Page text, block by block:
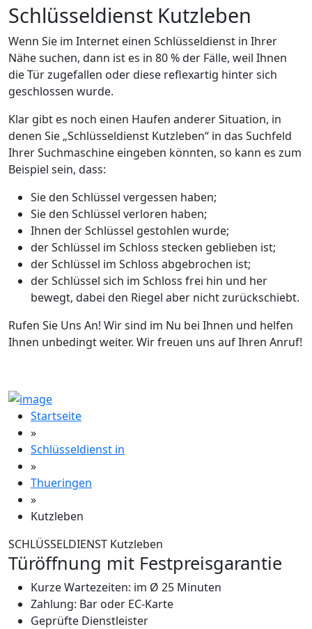
Schlüsseldienst Kutzleben
Wenn Sie im Internet einen Schlüsseldienst in Ihrer
Nähe suchen, dann ist es in 80 % der Fälle, weil Ihnen
die Tür zugefallen oder diese reflexartig hinter sich
geschlossen wurde.
Klar gibt es noch einen Haufen anderer Situation, in
denen Sie „Schlüsseldienst Kutzleben“ in das Suchfeld
Ihrer Suchmaschine eingeben könnten, so kann es zum
Beispiel sein, dass:
Sie den Schlüssel vergessen haben;
Sie den Schlüssel verloren haben;
Ihnen der Schlüssel gestohlen wurde;
der Schlüssel im Schloss stecken geblieben ist;
der Schlüssel im Schloss abgebrochen ist;
der Schlüssel sich im Schloss frei hin und her
bewegt, dabei den Riegel aber nicht zurückschiebt.
Rufen Sie Uns An! Wir sind im Nu bei Ihnen und helfen
Ihnen unbedingt weiter. Wir freuen uns auf Ihren Anruf!
Startseite
»
Schlüsseldienst in
»
Thueringen
»
Kutzleben
SCHLÜSSELDIENST Kutzleben
Türöffnung mit Festpreisgarantie
Kurze Wartezeiten: im Ø 25 Minuten
Zahlung: Bar oder EC-Karte
Geprüfte Dienstleister